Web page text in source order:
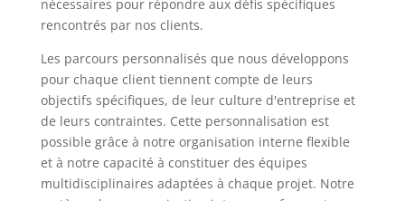
nécessaires pour répondre aux défis spécifiques
rencontrés par nos clients.
Les parcours personnalisés que nous développons
pour chaque client tiennent compte de leurs
objectifs spécifiques, de leur culture d'entreprise et
de leurs contraintes. Cette personnalisation est
possible grâce à notre organisation interne flexible
et à notre capacité à constituer des équipes
multidisciplinaires adaptées à chaque projet. Notre